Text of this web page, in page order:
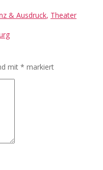
& Ausdruck, Theater
mit * markiert